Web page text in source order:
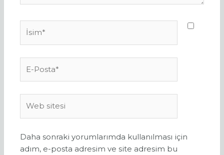
Posta*
sitesi
Daha sonraki yorumlarımda kullanılması için
adım, e-posta adresim ve site adresim bu